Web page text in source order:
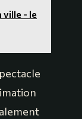
ville - le